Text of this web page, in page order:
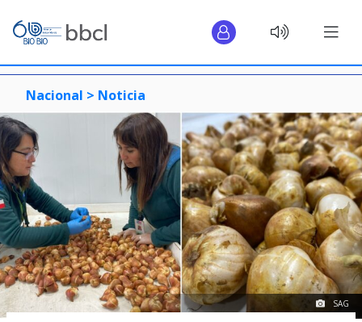
Nacional > Noticia
SAG